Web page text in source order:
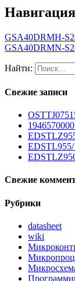
GSA40DRMH-
GSA40DRMN-
Найти:
Свежие записи
EDSTL955/
Свежие
Рубрики
datasheet
wiki